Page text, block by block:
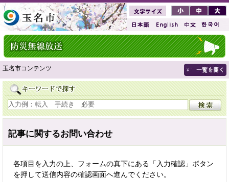
玉名市コンテンツ
記事に関するお問い合わせ
各項目を入力の上、フォームの真下にある「入力確認」ボタン
を押して送信内容の確認画面へ進んでください。